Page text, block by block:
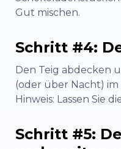
Gut mischen.
Schritt #4:
Den Teig abdecken
(oder über Nacht)
Hinweis: Lassen Sie
Schritt #5: